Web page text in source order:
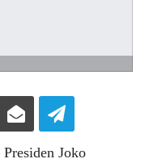
Joko